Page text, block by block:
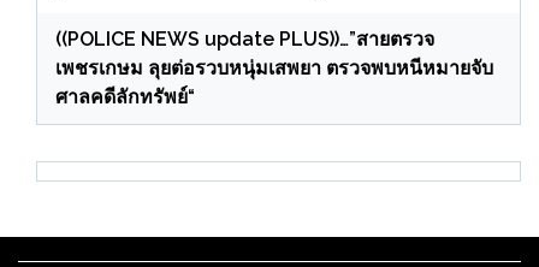
((POLICE NEWS update PLUS))…”สายตรวจ
เพชรเกษม ลุยต่อรวบหนุ่มเสพยา ตรวจพบหนีหมายจับ
ศาลคดีลักทรัพย์“